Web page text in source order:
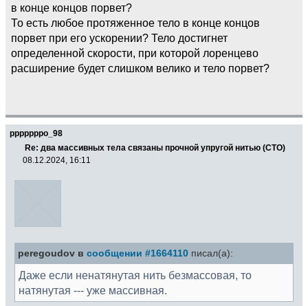
в конце концов порвет?
То есть любое протяженное тело в конце концов
порвет при его ускорении? Тело достигнет
определенной скорости, при которой лоренцево
расширение будет слишком велико и тело порвет?
pppppppo_98
Re: два массивных тела связаны прочной упругой нитью (СТО)
08.12.2024, 16:11
peregoudov в сообщении #1664110 писал(а):
Даже если ненатянутая нить безмассовая, то
натянутая --- уже массивная.